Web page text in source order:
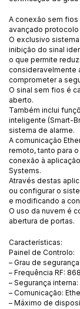
A conexão sem
avançado protocolo
O exclusivo
inibição do sinal
o que permite
consideravelmente
comprometer a
O sinal sem fios é
aberto.
Também inclui
inteligente (Smart-
sistema de alarme.
A comunicação
remoto, tanto para
conexão à
Systems.
Através destas
ou configurar o
e modificando a
O uso da nuvem é
abertura de portas.
Características:
Painel de Controlo:
– Grau de
– Frequência RF:
– Segurança
– Comunicação:
– Máximo de